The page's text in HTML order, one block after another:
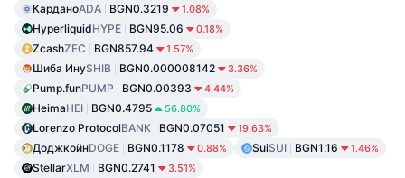
КарданоADA BGN0.3219 1.08%
HyperliquidHYPE BGN95.06 0.18%
ZcashZEC BGN857.94 1.57%
Шиба ИнуSHIB BGN0.000008142 3.36%
Pump.funPUMP BGN0.00393 4.44%
HeimaHEI BGN0.4795 56.80%
Lorenzo ProtocolBANK BGN0.07051 19.63%
ДоджкойнDOGE BGN0.1178 0.88% SuiSUI BGN1.16 1.46%
StellarXLM BGN0.2741 3.51%